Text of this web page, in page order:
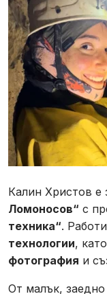
Калин Христов е
Ломоносов“ с
техника“.
технологии,
фотография и
От малък,